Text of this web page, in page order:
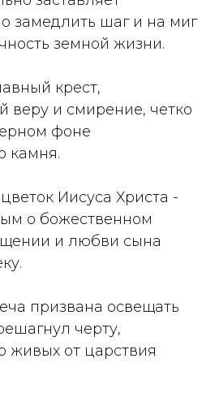
замедлить шаг и на миг
земной жизни.
крест,
веру и смирение, четко
фоне
камня.
Иисуса Христа -
о божественном
и любви сына
призвана освещать
черту,
от царствия